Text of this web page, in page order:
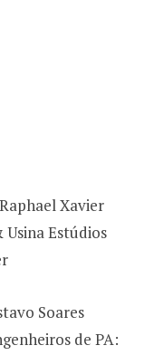
Xavier
Usina Estúdios
Soares
de PA: